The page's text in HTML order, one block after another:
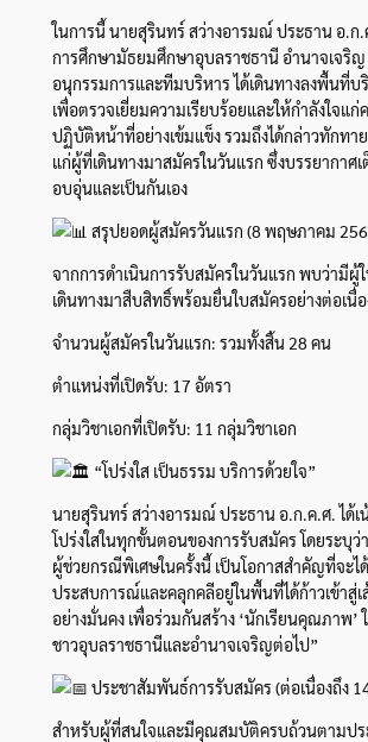
ในการนี้ นายสุรินทร์ สว่างอารมณ์ ประธาน อ.ก
การศึกษามัธยมศึกษาอุบลราชธานี อำนาจเจริ
อนุกรรมการและทีมบริหาร ได้เดินทางลงพื้นที่บ
เพื่อตรวจเยี่ยมความเรียบร้อยและให้กำลังใจแ
ปฏิบัติหน้าที่อย่างเข้มแข็ง รวมถึงได้กล่าวทักทาย
แก่ผู้ที่เดินทางมาสมัครในวันแรก ซึ่งบรรยากาศ
อบอุ่นและเป็นกันเอง
สรุปยอดผู้สมัครวันแรก (8 พฤษภาคม
จากการดำเนินการรับสมัครในวันแรก พบว่ามีผู้
เดินทางมาสืบสิทธิ์พร้อมยื่นใบสมัครอย่างต่อเนื่
จำนวนผู้สมัครในวันแรก: รวมทั้งสิ้น 28 คน
ตำแหน่งที่เปิดรับ: 17 อัตรา
กลุ่มวิชาเอกที่เปิดรับ: 11 กลุ่มวิชาเอก
“โปร่งใส เป็นธรรม บริการด้วยใจ”
นายสุรินทร์ สว่างอารมณ์ ประธาน อ.ก.ค.ศ. ได้เ
โปร่งใสในทุกขั้นตอนของการรับสมัคร โดยระบุว่
ผู้ช่วยกรณีพิเศษในครั้งนี้ เป็นโอกาสสำคัญที่จะไ
ประสบการณ์และคลุกคลีอยู่ในพื้นที่ได้ก้าวเข้าสู่
อย่างมั่นคง เพื่อร่วมกันสร้าง ‘นักเรียนคุณภาพ’
ชาวอุบลราชธานีและอำนาจเจริญต่อไป”
ประชาสัมพันธ์การรับสมัคร (ต่อเนื่องถึง
สำหรับผู้ที่สนใจและมีคุณสมบัติครบถ้วนตามปร